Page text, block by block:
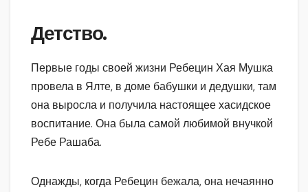
Детство.
Первые годы своей жизни Ребецин Хая Мушка
провела в Ялте, в доме бабушки и дедушки, там
она выросла и получила настоящее хасидское
воспитание. Она была самой любимой внучкой
Ребе Рашаба.
Однажды, когда Ребецин бежала, она нечаянно